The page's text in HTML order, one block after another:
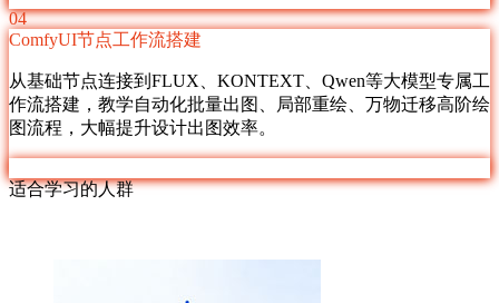
04
ComfyUI节点工作流搭建
从基础节点连接到FLUX、KONTEXT、Qwen等大模型专属工
作流搭建，教学自动化批量出图、局部重绘、万物迁移高阶绘
图流程，大幅提升设计出图效率。
适合学习的人群